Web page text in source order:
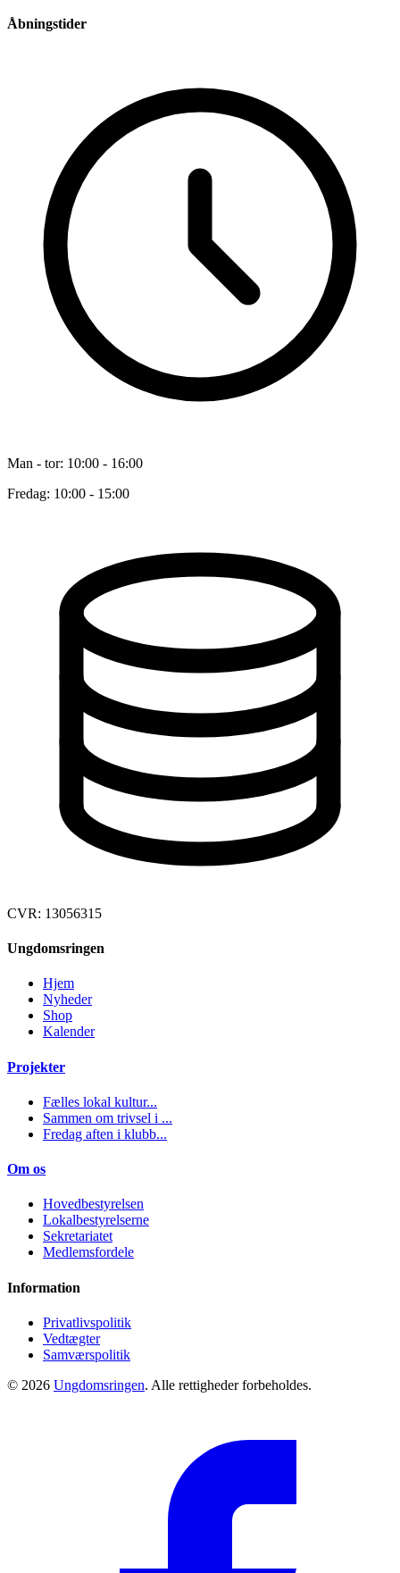
Åbningstider
Man - tor: 10:00 - 16:00
Fredag: 10:00 - 15:00
CVR: 13056315
Ungdomsringen
Hjem
Nyheder
Shop
Kalender
Projekter
Fælles lokal kultur...
Sammen om trivsel i ...
Fredag aften i klubb...
Om os
Hovedbestyrelsen
Lokalbestyrelserne
Sekretariatet
Medlemsfordele
Information
Privatlivspolitik
Vedtægter
Samværspolitik
© 2026 Ungdomsringen. Alle rettigheder forbeholdes.